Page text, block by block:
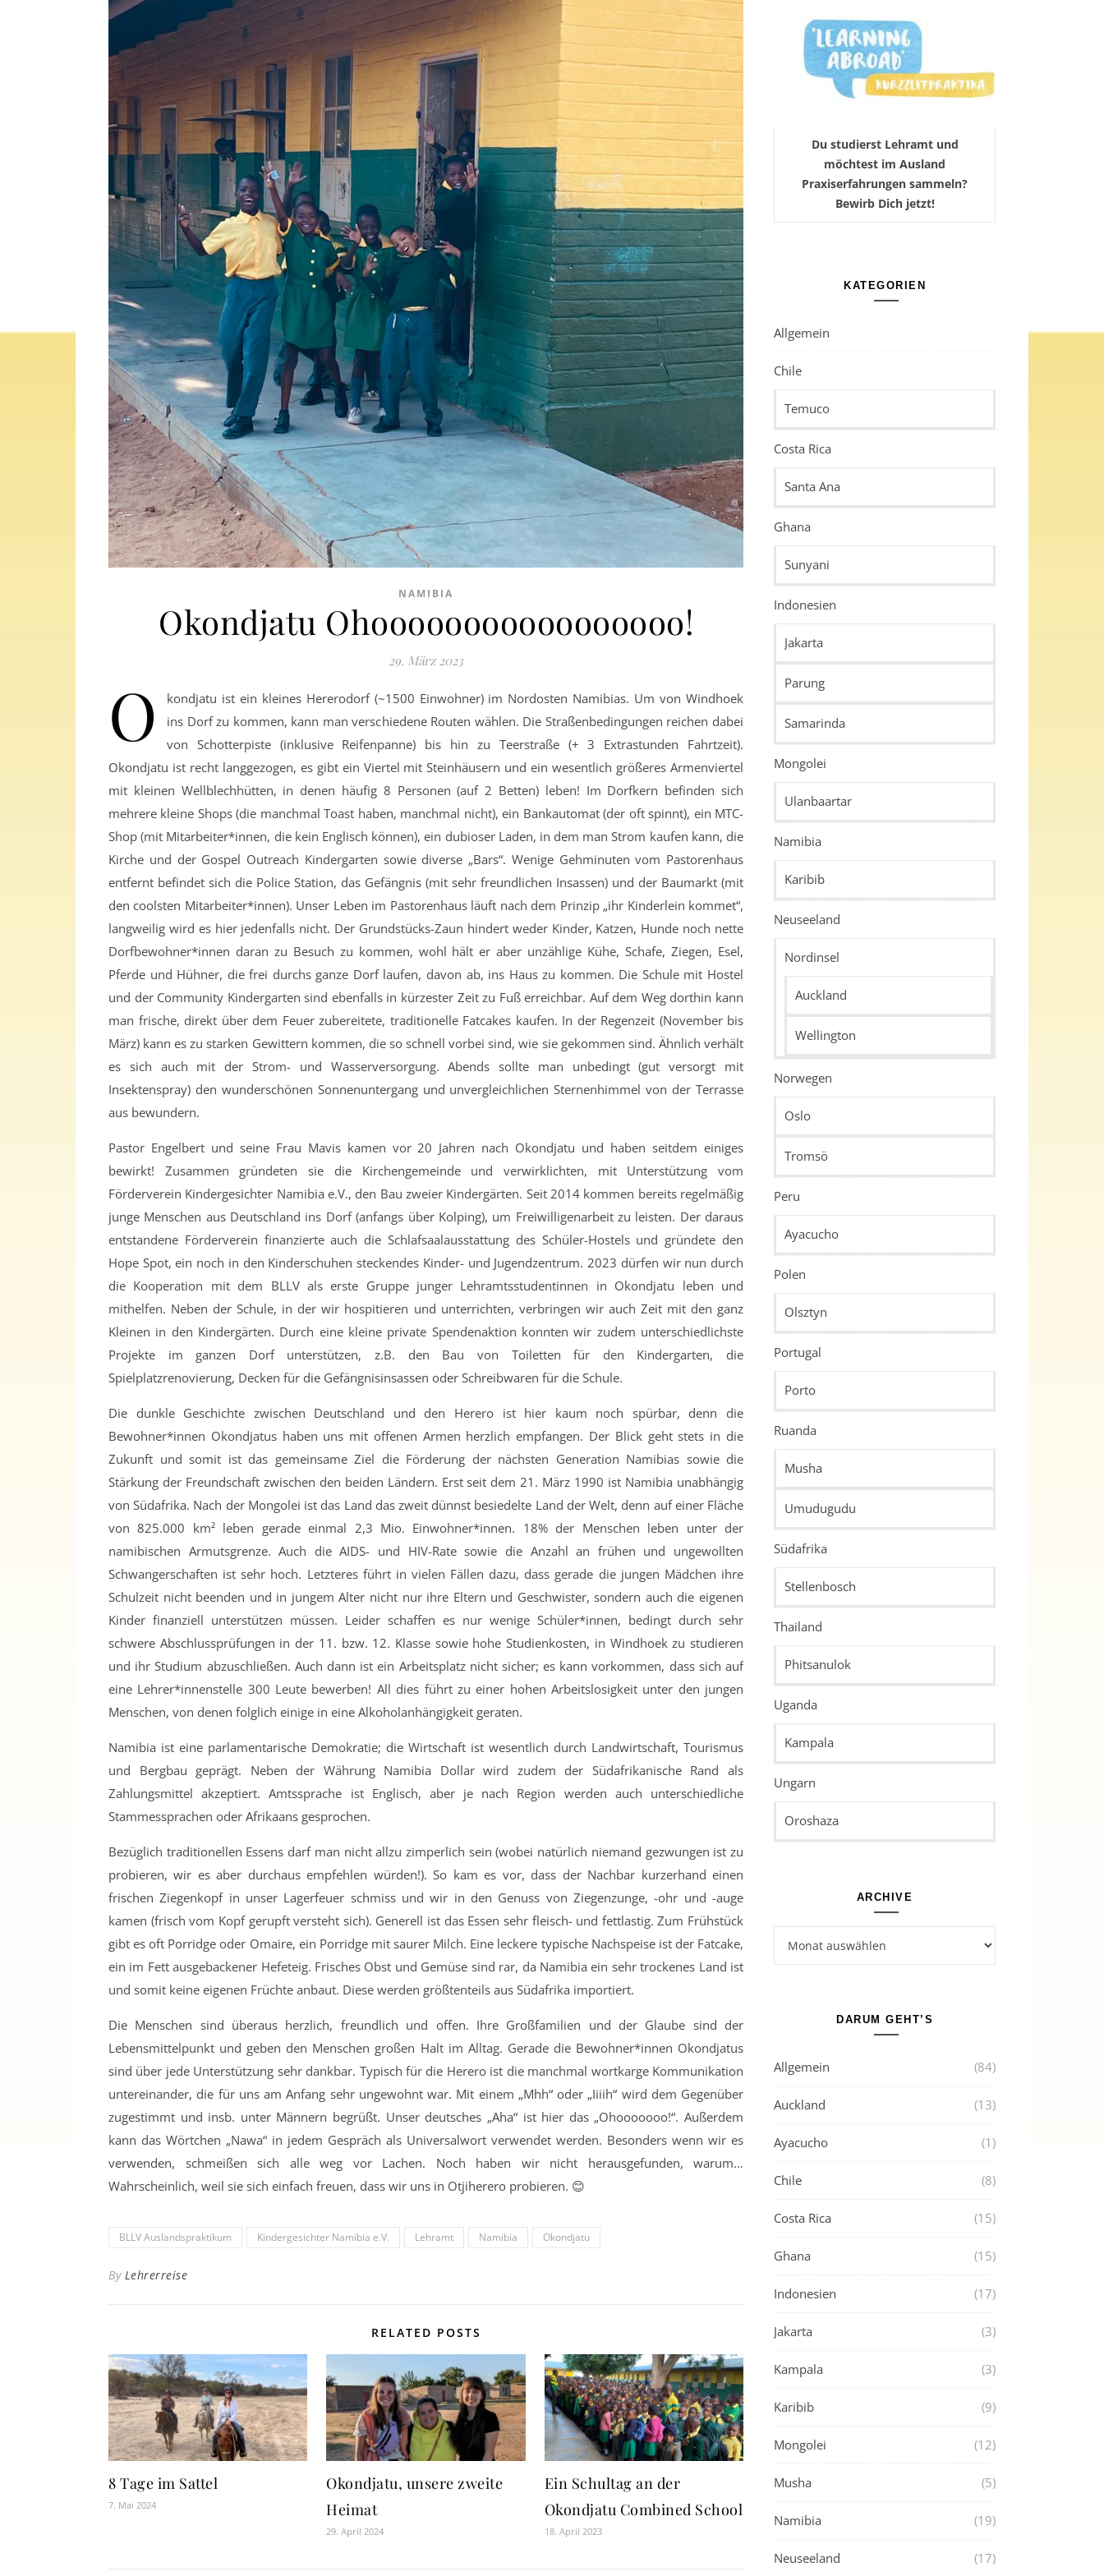
NAMIBIA
Okondjatu Ohooooooooooooooooo!
29. März 2023
O
kondjatu ist ein kleines Hererodorf (~1500 Einwohner) im Nordosten Namibias. Um von Windhoek
ins Dorf zu kommen, kann man verschiedene Routen wählen. Die Straßenbedingungen reichen dabei
von Schotterpiste (inklusive Reifenpanne) bis hin zu Teerstraße (+ 3 Extrastunden Fahrtzeit).
Okondjatu ist recht langgezogen, es gibt ein Viertel mit Steinhäusern und ein wesentlich größeres Armenviertel
mit kleinen Wellblechhütten, in denen häufig 8 Personen (auf 2 Betten) leben! Im Dorfkern befinden sich
mehrere kleine Shops (die manchmal Toast haben, manchmal nicht), ein Bankautomat (der oft spinnt), ein MTC-
Shop (mit Mitarbeiter*innen, die kein Englisch können), ein dubioser Laden, in dem man Strom kaufen kann, die
Kirche und der Gospel Outreach Kindergarten sowie diverse „Bars“. Wenige Gehminuten vom Pastorenhaus
entfernt befindet sich die Police Station, das Gefängnis (mit sehr freundlichen Insassen) und der Baumarkt (mit
den coolsten Mitarbeiter*innen). Unser Leben im Pastorenhaus läuft nach dem Prinzip „ihr Kinderlein kommet“,
langweilig wird es hier jedenfalls nicht. Der Grundstücks-Zaun hindert weder Kinder, Katzen, Hunde noch nette
Dorfbewohner*innen daran zu Besuch zu kommen, wohl hält er aber unzählige Kühe, Schafe, Ziegen, Esel,
Pferde und Hühner, die frei durchs ganze Dorf laufen, davon ab, ins Haus zu kommen. Die Schule mit Hostel
und der Community Kindergarten sind ebenfalls in kürzester Zeit zu Fuß erreichbar. Auf dem Weg dorthin kann
man frische, direkt über dem Feuer zubereitete, traditionelle Fatcakes kaufen. In der Regenzeit (November bis
März) kann es zu starken Gewittern kommen, die so schnell vorbei sind, wie sie gekommen sind. Ähnlich verhält
es sich auch mit der Strom- und Wasserversorgung. Abends sollte man unbedingt (gut versorgt mit
Insektenspray) den wunderschönen Sonnenuntergang und unvergleichlichen Sternenhimmel von der Terrasse
aus bewundern.
Pastor Engelbert und seine Frau Mavis kamen vor 20 Jahren nach Okondjatu und haben seitdem einiges
bewirkt! Zusammen gründeten sie die Kirchengemeinde und verwirklichten, mit Unterstützung vom
Förderverein Kindergesichter Namibia e.V., den Bau zweier Kindergärten. Seit 2014 kommen bereits regelmäßig
junge Menschen aus Deutschland ins Dorf (anfangs über Kolping), um Freiwilligenarbeit zu leisten. Der daraus
entstandene Förderverein finanzierte auch die Schlafsaalausstattung des Schüler-Hostels und gründete den
Hope Spot, ein noch in den Kinderschuhen steckendes Kinder- und Jugendzentrum. 2023 dürfen wir nun durch
die Kooperation mit dem BLLV als erste Gruppe junger Lehramtsstudentinnen in Okondjatu leben und
mithelfen. Neben der Schule, in der wir hospitieren und unterrichten, verbringen wir auch Zeit mit den ganz
Kleinen in den Kindergärten. Durch eine kleine private Spendenaktion konnten wir zudem unterschiedlichste
Projekte im ganzen Dorf unterstützen, z.B. den Bau von Toiletten für den Kindergarten, die
Spielplatzrenovierung, Decken für die Gefängnisinsassen oder Schreibwaren für die Schule.
Die dunkle Geschichte zwischen Deutschland und den Herero ist hier kaum noch spürbar, denn die
Bewohner*innen Okondjatus haben uns mit offenen Armen herzlich empfangen. Der Blick geht stets in die
Zukunft und somit ist das gemeinsame Ziel die Förderung der nächsten Generation Namibias sowie die
Stärkung der Freundschaft zwischen den beiden Ländern. Erst seit dem 21. März 1990 ist Namibia unabhängig
von Südafrika. Nach der Mongolei ist das Land das zweit dünnst besiedelte Land der Welt, denn auf einer Fläche
von 825.000 km² leben gerade einmal 2,3 Mio. Einwohner*innen. 18% der Menschen leben unter der
namibischen Armutsgrenze. Auch die AIDS- und HIV-Rate sowie die Anzahl an frühen und ungewollten
Schwangerschaften ist sehr hoch. Letzteres führt in vielen Fällen dazu, dass gerade die jungen Mädchen ihre
Schulzeit nicht beenden und in jungem Alter nicht nur ihre Eltern und Geschwister, sondern auch die eigenen
Kinder finanziell unterstützen müssen. Leider schaffen es nur wenige Schüler*innen, bedingt durch sehr
schwere Abschlussprüfungen in der 11. bzw. 12. Klasse sowie hohe Studienkosten, in Windhoek zu studieren
und ihr Studium abzuschließen. Auch dann ist ein Arbeitsplatz nicht sicher; es kann vorkommen, dass sich auf
eine Lehrer*innenstelle 300 Leute bewerben! All dies führt zu einer hohen Arbeitslosigkeit unter den jungen
Menschen, von denen folglich einige in eine Alkoholanhängigkeit geraten.
Namibia ist eine parlamentarische Demokratie; die Wirtschaft ist wesentlich durch Landwirtschaft, Tourismus
und Bergbau geprägt. Neben der Währung Namibia Dollar wird zudem der Südafrikanische Rand als
Zahlungsmittel akzeptiert. Amtssprache ist Englisch, aber je nach Region werden auch unterschiedliche
Stammessprachen oder Afrikaans gesprochen.
Bezüglich traditionellen Essens darf man nicht allzu zimperlich sein (wobei natürlich niemand gezwungen ist zu
probieren, wir es aber durchaus empfehlen würden!). So kam es vor, dass der Nachbar kurzerhand einen
frischen Ziegenkopf in unser Lagerfeuer schmiss und wir in den Genuss von Ziegenzunge, -ohr und -auge
kamen (frisch vom Kopf gerupft versteht sich). Generell ist das Essen sehr fleisch- und fettlastig. Zum Frühstück
gibt es oft Porridge oder Omaire, ein Porridge mit saurer Milch. Eine leckere typische Nachspeise ist der Fatcake,
ein im Fett ausgebackener Hefeteig. Frisches Obst und Gemüse sind rar, da Namibia ein sehr trockenes Land ist
und somit keine eigenen Früchte anbaut. Diese werden größtenteils aus Südafrika importiert.
Die Menschen sind überaus herzlich, freundlich und offen. Ihre Großfamilien und der Glaube sind der
Lebensmittelpunkt und geben den Menschen großen Halt im Alltag. Gerade die Bewohner*innen Okondjatus
sind über jede Unterstützung sehr dankbar. Typisch für die Herero ist die manchmal wortkarge Kommunikation
untereinander, die für uns am Anfang sehr ungewohnt war. Mit einem „Mhh“ oder „Iiiih“ wird dem Gegenüber
zugestimmt und insb. unter Männern begrüßt. Unser deutsches „Aha“ ist hier das „Ohooooooo!“. Außerdem
kann das Wörtchen „Nawa“ in jedem Gespräch als Universalwort verwendet werden. Besonders wenn wir es
verwenden, schmeißen sich alle weg vor Lachen. Noch haben wir nicht herausgefunden, warum…
Wahrscheinlich, weil sie sich einfach freuen, dass wir uns in Otjiherero probieren. 😊
BLLV Auslandspraktikum Kindergesichter Namibia e.V. Lehramt Namibia Okondjatu
By Lehrerreise
RELATED POSTS
8 Tage im Sattel
7. Mai 2024
Okondjatu, unsere zweite
Heimat
29. April 2024
Ein Schultag an der
Okondjatu Combined School
18. April 2023
Du studierst Lehramt und
möchtest im Ausland
Praxiserfahrungen sammeln?
Bewirb Dich jetzt!
KATEGORIEN
Allgemein
Chile
Temuco
Costa Rica
Santa Ana
Ghana
Sunyani
Indonesien
Jakarta
Parung
Samarinda
Mongolei
Ulanbaartar
Namibia
Karibib
Neuseeland
Nordinsel
Auckland
Wellington
Norwegen
Oslo
Tromsö
Peru
Ayacucho
Polen
Olsztyn
Portugal
Porto
Ruanda
Musha
Umudugudu
Südafrika
Stellenbosch
Thailand
Phitsanulok
Uganda
Kampala
Ungarn
Oroshaza
ARCHIVE
DARUM GEHT’S
Allgemein (84)
Auckland (13)
Ayacucho (1)
Chile (8)
Costa Rica (15)
Ghana (15)
Indonesien (17)
Jakarta (3)
Kampala (3)
Karibib (9)
Mongolei (12)
Musha (5)
Namibia (19)
Neuseeland (17)